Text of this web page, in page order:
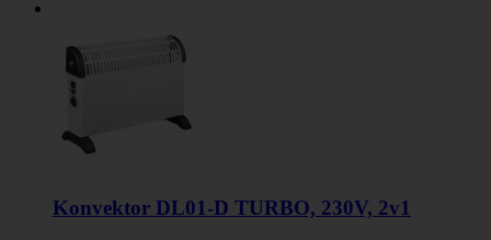
Konvektor DL01-D TURBO, 230V, 2v1